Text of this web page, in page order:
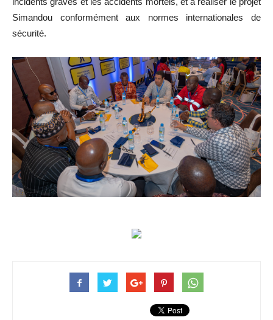
Simandou conformément aux normes internationales de
sécurité.